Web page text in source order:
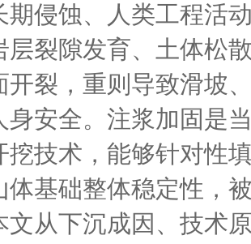
期侵蚀、人类工程活
层裂隙发育、土体松
开裂，重则导致滑坡
身安全。注浆加固是
挖技术，能够针对性
体基础整体稳定性，
文从下沉成因、技术